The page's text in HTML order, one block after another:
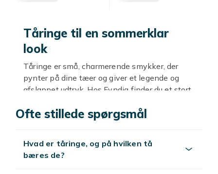
Tåringe til en sommerklar
look
Tåringe er små, charmerende smykker, der
pynter på dine tæer og giver et legende og
afslappet udtryk. Hos Fyndiq finder du et stort
noget, der passer til din stil. Tåringe er især
året, hvis du har lyst. Her kan du gå på
opdagelse blandt mange modeller, fra enkle
Ofte stillede spørgsmål
Hvad er tåringe, og på hvilken tå
bæres de?